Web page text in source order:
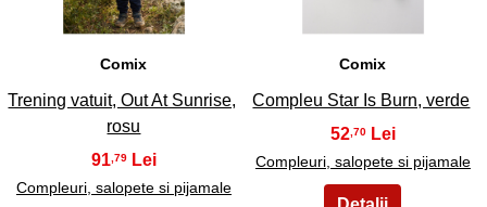
Comix
Trening vatuit, Out At Sunrise,
rosu
91 ,79
Compleuri, salopete si pijamale
Comix
Compleu Star Is Burn, verde
52 ,70
Compleuri, salopete si pijamale